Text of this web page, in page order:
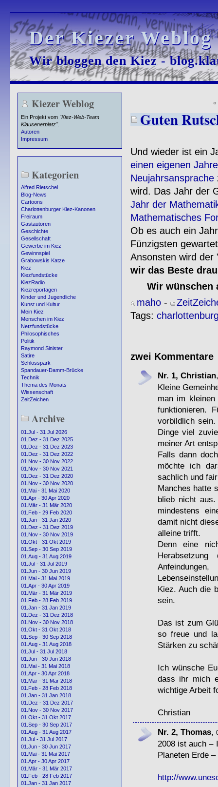
Der Kiezer
Der Kiezer
Wir bloggen den Kiez -
Wir bloggen den Kiez -
Kiezer Weblog
Ein Projekt vom "Kiez-Web-Team
Klausenerplatz".
Autoren
Impressum
Kategorien
Alfred Rietschel
Blog-News
Cartoons
Charlottenburger Kiez-Kanonen
Freiraum
Gastautoren
Geschichte
Gesellschaft
Gewerbe im Kiez
Gewinnspiel
Grabowskis Katze
Kiez
Kiezfundstücke
KiezRadio
Kiezreportagen
Kinder und Jugendliche
Kunst und Kultur
Mein Kiez
Menschen im Kiez
Netzfundstücke
Philosophisches
Politik
Raymond Sinister
Satire
Schlosspark
Spandauer-Damm-Brücke
Technik
Thema des Monats
Wissenschaft
ZeitZeichen
Archive
01.Jul - 31 Jul 2026
01.Dez - 31 Dez 2025
01.Dez - 31 Dez 2023
01.Dez - 31 Dez 2022
01.Nov - 30 Nov 2022
01.Nov - 30 Nov 2021
01.Dez - 31 Dez 2020
01.Nov - 30 Nov 2020
01.Mai - 31 Mai 2020
01.Apr - 30 Apr 2020
01.Mär - 31 Mär 2020
01.Feb - 29 Feb 2020
01.Jan - 31 Jan 2020
01.Dez - 31 Dez 2019
01.Nov - 30 Nov 2019
01.Okt - 31 Okt 2019
01.Sep - 30 Sep 2019
01.Aug - 31 Aug 2019
01.Jul - 31 Jul 2019
01.Jun - 30 Jun 2019
01.Mai - 31 Mai 2019
01.Apr - 30 Apr 2019
01.Mär - 31 Mär 2019
01.Feb - 28 Feb 2019
01.Jan - 31 Jan 2019
01.Dez - 31 Dez 2018
01.Nov - 30 Nov 2018
01.Okt - 31 Okt 2018
01.Sep - 30 Sep 2018
01.Aug - 31 Aug 2018
01.Jul - 31 Jul 2018
01.Jun - 30 Jun 2018
01.Mai - 31 Mai 2018
01.Apr - 30 Apr 2018
01.Mär - 31 Mär 2018
01.Feb - 28 Feb 2018
01.Jan - 31 Jan 2018
01.Dez - 31 Dez 2017
01.Nov - 30 Nov 2017
01.Okt - 31 Okt 2017
01.Sep - 30 Sep 2017
01.Aug - 31 Aug 2017
01.Jul - 31 Jul 2017
01.Jun - 30 Jun 2017
01.Mai - 31 Mai 2017
01.Apr - 30 Apr 2017
01.Mär - 31 Mär 2017
01.Feb - 28 Feb 2017
01.Jan - 31 Jan 2017
«
Guten
Und wieder ist ein
einen eigenen
Neujahrsansprache
wird. Das Jahr der
Jahr der
Mathematisches
Ob es auch ein
Fünzigsten
Ansonsten wird
wir das Beste
Wir wünschen
maho-
Tags:
zwei Kommentare
Nr. 1, Christian
Kleine
man im
funktionieren.
vorbildlich
Dinge viel
meiner Art
Falls dann
möchte ich
sachlich und
Manches hatte
blieb nicht
mindestens
damit nicht
alleine trifft.
Denn eine
Kiez. Auch die
sein.
Das ist zum
so freue und
Stärken zu
Ich wünsche
dass ihr mich
wichtige Arbeit
Christian
Nr. 2, Thomas,
2008 ist auch –
Planeten Erde
http://